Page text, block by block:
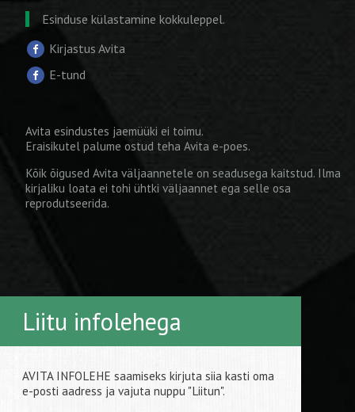
Esinduse külastamine kokkuleppel.
Kirjastus Avita
E-tund
Avita esindustes jaemüüki ei toimu.
Eraisikutel palume ostud teha Avita e-poes.
Kõik õigused Avita väljaannetele on seadusega kaitstud. Ilma
kirjaliku loata ei tohi ühtki väljaannet ega selle osa
reprodutseerida.
Liitu infolehega
AVITA INFOLEHE saamiseks kirjuta siia kasti oma
e-posti aadress ja vajuta nuppu "Liitun".